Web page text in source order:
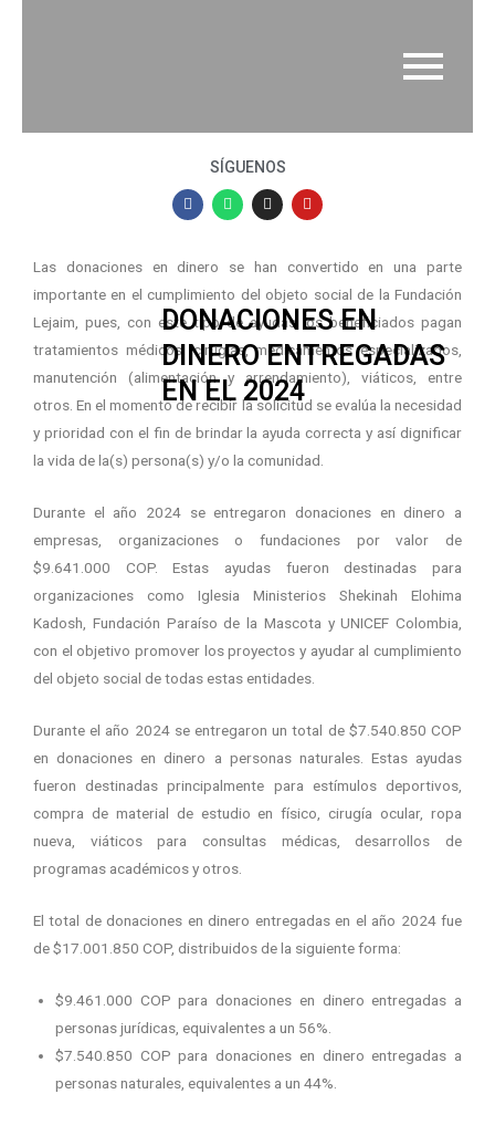
SÍGUENOS
DONACIONES EN
DINERO ENTREGADAS
EN EL 2024
Las donaciones en dinero se han convertido en una parte
importante en el cumplimiento del objeto social de la Fundación
Lejaim, pues, con este tipo de ayudas los beneficiados pagan
tratamientos médicos, cirugías, medicamentos especializados,
manutención (alimentación y arrendamiento), viáticos, entre
otros. En el momento de recibir la solicitud se evalúa la necesidad
y prioridad con el fin de brindar la ayuda correcta y así dignificar
la vida de la(s) persona(s) y/o la comunidad.
Durante el año 2024 se entregaron donaciones en dinero a
empresas, organizaciones o fundaciones por valor de
$9.641.000 COP. Estas ayudas fueron destinadas para
organizaciones como Iglesia Ministerios Shekinah Elohima
Kadosh, Fundación Paraíso de la Mascota y UNICEF Colombia,
con el objetivo promover los proyectos y ayudar al cumplimiento
del objeto social de todas estas entidades.
Durante el año 2024 se entregaron un total de $7.540.850 COP
en donaciones en dinero a personas naturales. Estas ayudas
fueron destinadas principalmente para estímulos deportivos,
compra de material de estudio en físico, cirugía ocular, ropa
nueva, viáticos para consultas médicas, desarrollos de
programas académicos y otros.
El total de donaciones en dinero entregadas en el año 2024 fue
de $17.001.850 COP, distribuidos de la siguiente forma:
$9.461.000 COP para donaciones en dinero entregadas a
personas jurídicas, equivalentes a un 56%.
$7.540.850 COP para donaciones en dinero entregadas a
personas naturales, equivalentes a un 44%.